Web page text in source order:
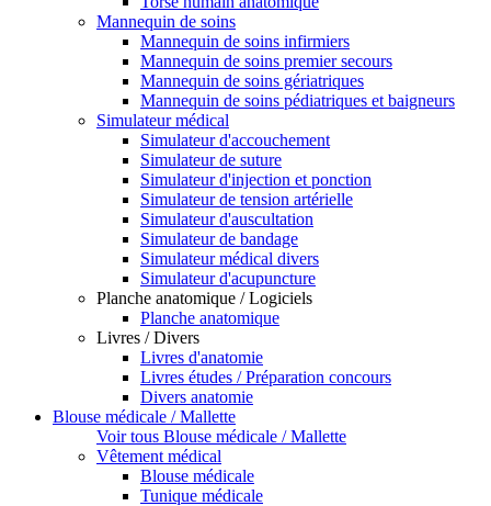
Mannequin de soins
Mannequin de soins infirmiers
Mannequin de soins premier secours
Mannequin de soins gériatriques
Mannequin de soins pédiatriques et baigneurs
Simulateur médical
Simulateur d'accouchement
Simulateur de suture
Simulateur d'injection et ponction
Simulateur de tension artérielle
Simulateur d'auscultation
Simulateur de bandage
Simulateur médical divers
Simulateur d'acupuncture
Planche anatomique / Logiciels
Planche anatomique
Livres / Divers
Livres d'anatomie
Livres études / Préparation concours
Divers anatomie
Blouse médicale / Mallette
Voir tous Blouse médicale / Mallette
Vêtement médical
Blouse médicale
Tunique médicale